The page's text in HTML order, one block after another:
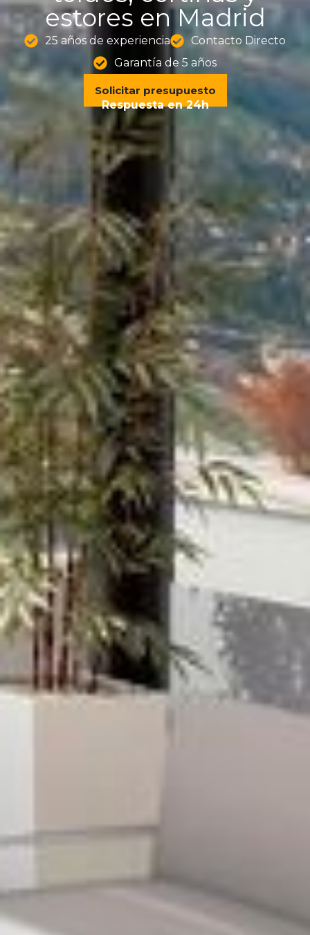
estores en Madrid
25 años de experiencia
Contacto Directo
Garantía de 5 años
Solicitar presupuesto
Respuesta en 24h